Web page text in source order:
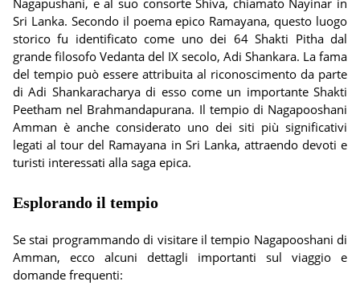
Nagapushani, e al suo consorte Shiva, chiamato Nayinar in
Sri Lanka. Secondo il poema epico Ramayana, questo luogo
storico fu identificato come uno dei 64 Shakti Pitha dal
grande filosofo Vedanta del IX secolo, Adi Shankara. La fama
del tempio può essere attribuita al riconoscimento da parte
di Adi Shankaracharya di esso come un importante Shakti
Peetham nel Brahmandapurana. Il tempio di Nagapooshani
Amman è anche considerato uno dei siti più significativi
legati al tour del Ramayana in Sri Lanka, attraendo devoti e
turisti interessati alla saga epica.
Esplorando il tempio
Se stai programmando di visitare il tempio Nagapooshani di
Amman, ecco alcuni dettagli importanti sul viaggio e
domande frequenti: